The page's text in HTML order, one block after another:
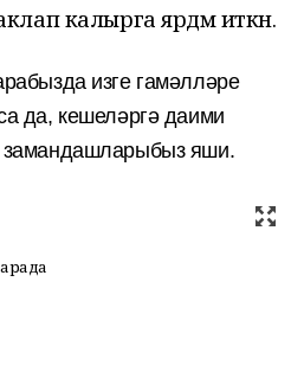
калырга ярдәм иткән.
изге гамәлләре
да, кешеләргә даими
замандашларыбыз яши.